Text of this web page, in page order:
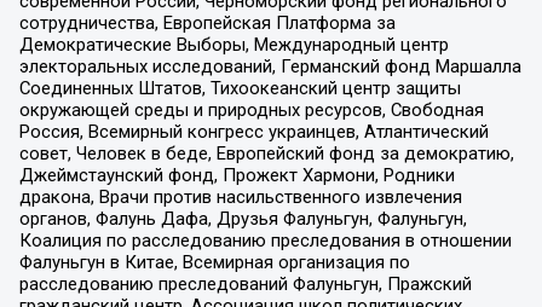
сотрудничества, Европейская Платформа за
Демократические Выборы, Международный центр
электоральных исследований, Германский фонд Маршалла
Соединенных Штатов, Тихоокеанский центр защиты
окружающей среды и природных ресурсов, Свободная
Россия, Всемирный конгресс украинцев, Атлантический
совет, Человек в беде, Европейский фонд за демократию,
Джеймстаунский фонд, Прожект Хармони, Родники
дракона, Врачи против насильственного извлечения
органов, Фалунь Дафа, Друзья Фалуньгун, Фалуньгун,
Коалиция по расследованию преследования в отношении
Фалуньгун в Китае, Всемирная организация по
расследованию преследований Фалуньгун, Пражский